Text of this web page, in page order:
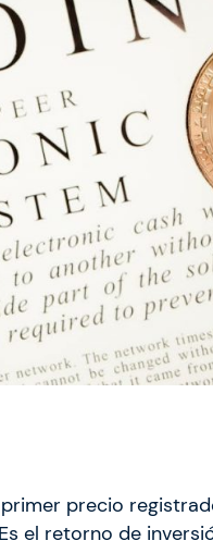
precio
el retorno de